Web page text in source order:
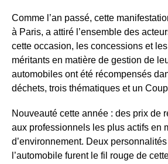
Comme l’an passé, cette
à Paris, a attiré l’ensemble des
cette occasion, les concessions et
méritants en matière de gestion de
automobiles ont été récompensés
déchets, trois thématiques et un
Nouveauté cette année : des prix de
aux professionnels les plus actifs en
d’environnement. Deux
l’automobile furent le fil rouge de